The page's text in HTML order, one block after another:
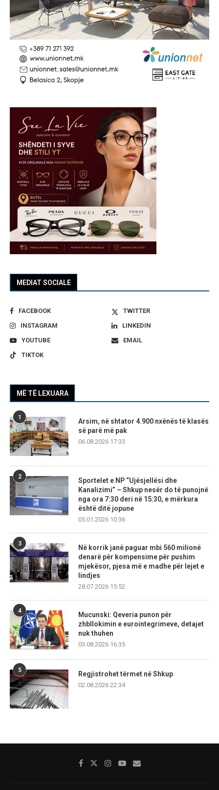
MEDIAT SOCIALE
FACEBOOK
TWITTER
INSTAGRAM
LINKEDIN
YOUTUBE
EMAIL
TIKTOK
MË TË LEXUARA
1
Arsim, në shtator 4.900 nxënës të klasës
së parë më pak
06.08.2026 17:33
2
Sportelet e NP “Ujësjellësi dhe
Kanalizimi” – Shkup nesër do të punojnë
nga ora 7:30 deri në 15:30, e mërkura
është ditë jopune
05.01.2026 10:36
3
Në korrik janë paguar mbi 560 milionë
denarë për kompensime për pushim
mjekësor, pjesa më e madhe për lejet e
lindjes
28.07.2026 15:52
4
Mucunski: Qeveria punon për
zhbllokimin e eurointegrimeve, detajet
nuk thuhen
03.08.2026 16:35
5
Regjistrohet tërmet në Shkup
02.08.2026 22:34